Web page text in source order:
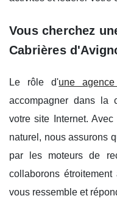
Vous cherchez
Cabrières
Le rôle d'une
accompagner dans la
votre site Internet.
naturel, nous assurons
par les moteurs de
collaborons
vous ressemble et